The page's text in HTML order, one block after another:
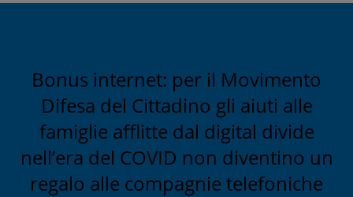
Bonus internet: per il Movimento
Difesa del Cittadino gli aiuti alle
famiglie afflitte dal digital divide
nell’era del COVID non diventino un
regalo alle compagnie telefoniche